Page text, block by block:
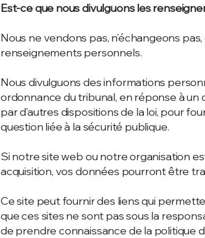
Est-ce que nous divulguons les
Nous ne vendons pas, n’échangeons
renseignements personnels.
Nous divulguons des informations
ordonnance du tribunal, en réponse à un
par d’autres dispositions de la loi, pour
question liée à la sécurité publique.
Si notre site web ou notre organisation
acquisition, vos données pourront être
Ce site peut fournir des liens qui
que ces sites ne sont pas sous la
de prendre connaissance de la politique